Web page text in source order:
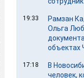
19:33
Рамзан
Ольга
объектах
17:18
В
человек,